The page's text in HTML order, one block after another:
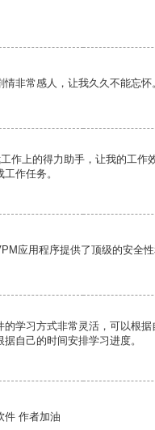
非常感人，让我久久不能忘怀
作上的得力助手，让我的工作
作任务。
应用程序提供了顶级的安全性
的学习方式非常灵活，可以根
自己的时间安排学习进度。
件 作者加油